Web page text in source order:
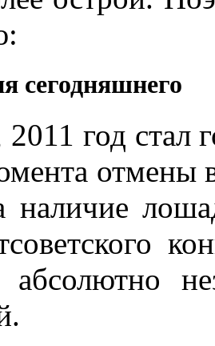
сегодняшнего
год стал
отмены
наличие
абсолютно